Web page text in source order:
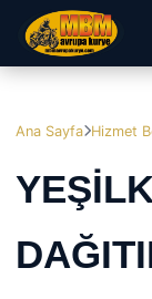
Ana Sayfa Hizmet